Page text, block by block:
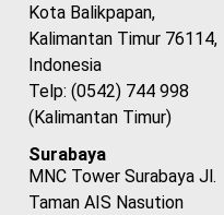
Kota Balikpapan,
Kalimantan Timur 76114,
Indonesia
Telp: (0542) 744 998
(Kalimantan Timur)
Surabaya
MNC Tower Surabaya Jl.
Taman AIS Nasution